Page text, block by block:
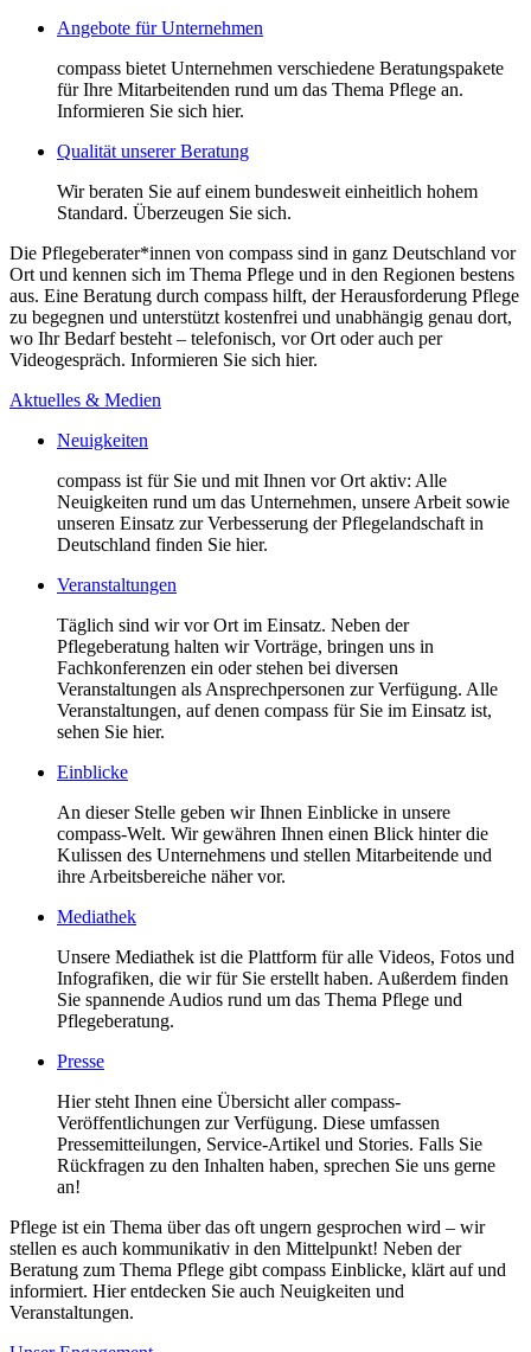
Angebote für Unternehmen
compass bietet Unternehmen verschiedene Beratungspakete
für Ihre Mitarbeitenden rund um das Thema Pflege an.
Informieren Sie sich hier.
Qualität unserer Beratung
Wir beraten Sie auf einem bundesweit einheitlich hohem
Standard. Überzeugen Sie sich.
Die Pflegeberater*innen von compass sind in ganz Deutschland vor
Ort und kennen sich im Thema Pflege und in den Regionen bestens
aus. Eine Beratung durch compass hilft, der Herausforderung Pflege
zu begegnen und unterstützt kostenfrei und unabhängig genau dort,
wo Ihr Bedarf besteht – telefonisch, vor Ort oder auch per
Videogespräch. Informieren Sie sich hier.
Aktuelles & Medien
Neuigkeiten
compass ist für Sie und mit Ihnen vor Ort aktiv: Alle
Neuigkeiten rund um das Unternehmen, unsere Arbeit sowie
unseren Einsatz zur Verbesserung der Pflegelandschaft in
Deutschland finden Sie hier.
Veranstaltungen
Täglich sind wir vor Ort im Einsatz. Neben der
Pflegeberatung halten wir Vorträge, bringen uns in
Fachkonferenzen ein oder stehen bei diversen
Veranstaltungen als Ansprechpersonen zur Verfügung. Alle
Veranstaltungen, auf denen compass für Sie im Einsatz ist,
sehen Sie hier.
Einblicke
An dieser Stelle geben wir Ihnen Einblicke in unsere
compass-Welt. Wir gewähren Ihnen einen Blick hinter die
Kulissen des Unternehmens und stellen Mitarbeitende und
ihre Arbeitsbereiche näher vor.
Mediathek
Unsere Mediathek ist die Plattform für alle Videos, Fotos und
Infografiken, die wir für Sie erstellt haben. Außerdem finden
Sie spannende Audios rund um das Thema Pflege und
Pflegeberatung.
Presse
Hier steht Ihnen eine Übersicht aller compass-
Veröffentlichungen zur Verfügung. Diese umfassen
Pressemitteilungen, Service-Artikel und Stories. Falls Sie
Rückfragen zu den Inhalten haben, sprechen Sie uns gerne
an!
Pflege ist ein Thema über das oft ungern gesprochen wird – wir
stellen es auch kommunikativ in den Mittelpunkt! Neben der
Beratung zum Thema Pflege gibt compass Einblicke, klärt auf und
informiert. Hier entdecken Sie auch Neuigkeiten und
Veranstaltungen.